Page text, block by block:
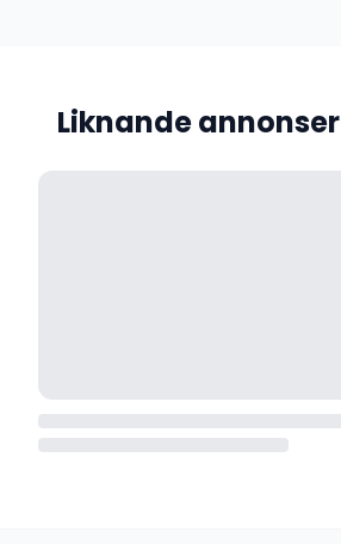
Liknande annonser